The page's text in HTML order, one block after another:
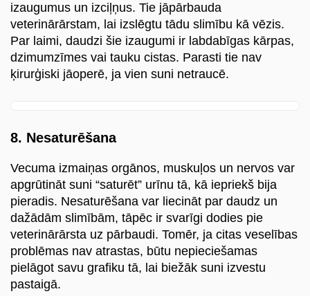
izaugumus un izciļņus. Tie jāpārbauda
veterinārārstam, lai izslēgtu tādu slimību kā vēzis.
Par laimi, daudzi šie izaugumi ir labdabīgas kārpas,
dzimumzīmes vai tauku cistas. Parasti tie nav
ķirurģiski jāoperē, ja vien suni netraucē.
8. Nesaturēšana
Vecuma izmaiņas orgānos, muskuļos un nervos var
apgrūtināt suni “saturēt” urīnu tā, kā iepriekš bija
pieradis. Nesaturēšana var liecināt par daudz un
dažādām slimībām, tāpēc ir svarīgi dodies pie
veterinārārsta uz pārbaudi. Tomēr, ja citas veselības
problēmas nav atrastas, būtu nepieciešamas
pielāgot savu grafiku tā, lai biežāk suni izvestu
pastaigā.